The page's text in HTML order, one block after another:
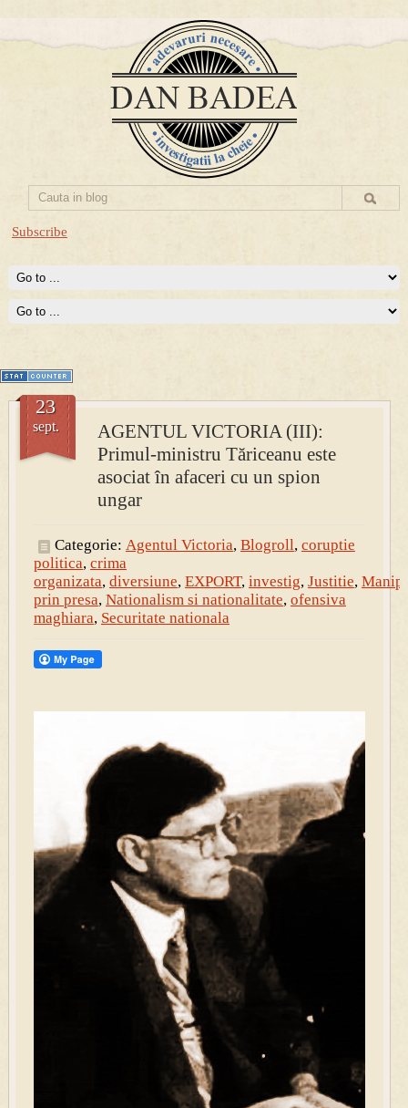
Subscribe
Prima mea carte publicata (Nemira)
Averea Presedintelui: prima lucrare despre controversatele
conturi secrete ale Securitatii.
AGENTUL VICTORIA (III):
Primul-ministru Tăriceanu este
asociat în afaceri cu un spion
ungar
23
sept.
Categorie: Agentul Victoria, Blogroll, coruptie
politica, crima
organizata, diversiune, EXPORT, investig, Justitie,
prin presa, Nationalism si nationalitate, ofensiva
maghiara, Securitate nationala